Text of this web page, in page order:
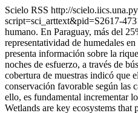
Scielo RSS http://
script=sci_arttext&pid=S2617-
humano. En Paraguay, más del
representatividad de humedales
presenta información sobre la
noches de esfuerzo, a través de
cobertura de muestras indicó que
conservación favorable según las
ello, es fundamental incrementar
Wetlands are key ecosystems